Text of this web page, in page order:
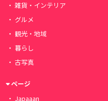
雑貨・インテリア
グルメ
観光・地域
暮らし
古写真
ページ
Japaaan